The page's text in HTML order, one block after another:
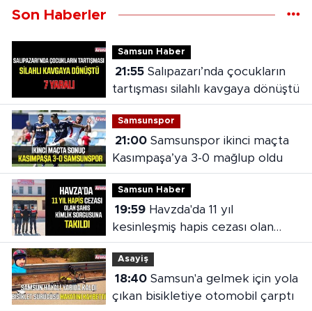
Son Haberler
Samsun Haber
21:55Salıpazarı’nda çocukların
tartışması silahlı kavgaya dönüştü
Samsunspor
21:00Samsunspor ikinci maçta
Kasımpaşa’ya 3-0 mağlup oldu
Samsun Haber
19:59Havzda'da 11 yıl
kesinleşmiş hapis cezası olan
şahıs yakalandı
Asayiş
18:40Samsun'a gelmek için yola
çıkan bisikletiye otomobil çarptı